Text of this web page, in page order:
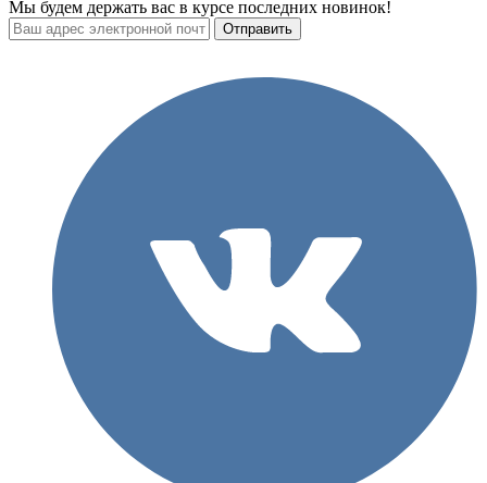
Мы будем держать вас в курсе последних новинок!